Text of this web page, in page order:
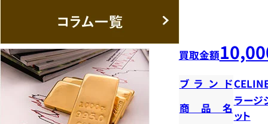
買取金額
ブランド
商品名
ラージ
ット